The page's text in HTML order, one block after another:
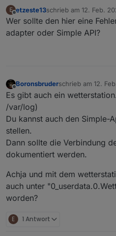
E
Offline
etzeste13schrieb am 12. Feb.
zuletzt editiert von
Wer sollte den hier eine
adapter oder Simple API?
Offline
Boronsbruderschrieb am 12.
zuletzt editiert
Es gibt auch ein
/var/log)
Du kannst auch den Simple-
stellen.
Dann sollte die Verbindung
dokumentiert werden.
Achja und mit dem
auch unter
worden?
E 1 Antwort